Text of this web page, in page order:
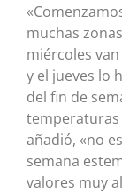
muchas
miércoles
y el jueves lo
del fin de
temperaturas
añadió, «no
semana
valores muy